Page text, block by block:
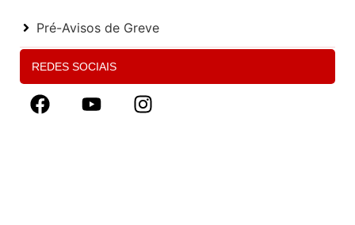
Pré-Avisos de Greve
REDES SOCIAIS